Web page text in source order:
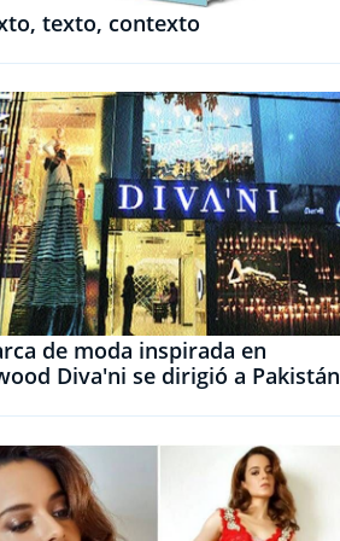
texto, contexto
de moda inspirada en
Diva'ni se dirigió a Pakistán